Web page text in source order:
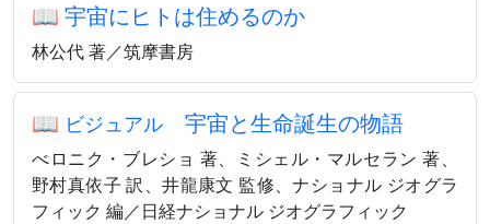
📖 宇宙にヒトは住めるのか
林公代 著／筑摩書房
📖 ビジュアル 宇宙と生命誕生の物語
べロニク・ブレショ 著、ミシェル・マルセラン 著、
野村真依子 訳、井龍康文 監修、ナショナル ジオグラ
フィック 編／日経ナショナル ジオグラフィック